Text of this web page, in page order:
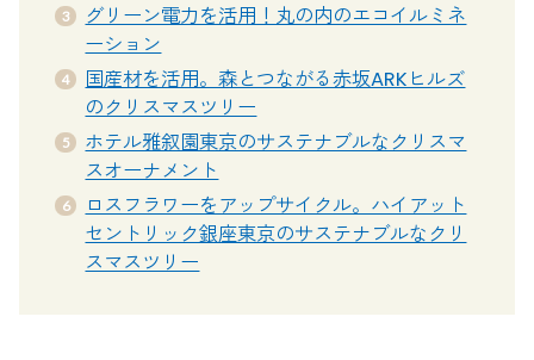
グリーン電力を活用！丸の内のエコイルミネ
ーション
国産材を活用。森とつながる赤坂ARKヒルズ
のクリスマスツリー
ホテル雅叙園東京のサステナブルなクリスマ
スオーナメント
ロスフラワーをアップサイクル。ハイアット
セントリック銀座東京のサステナブルなクリ
スマスツリー